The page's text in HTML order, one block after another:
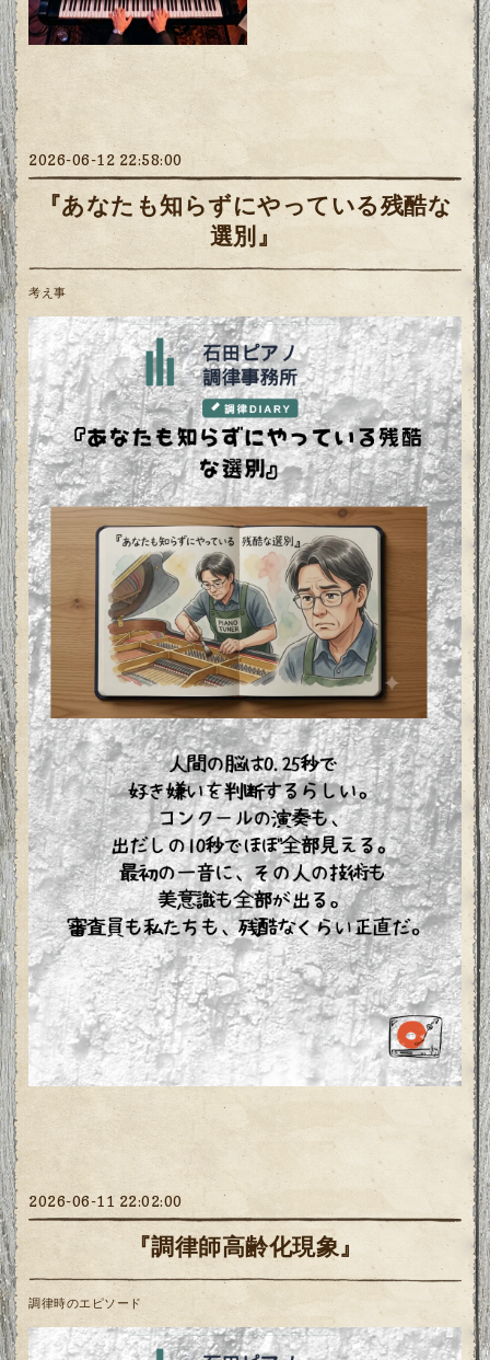
2026-06-12 22:58:00
『あなたも知らずにやっている残酷な
選別』
考え事
2026-06-11 22:02:00
『調律師高齢化現象』
調律時のエピソード